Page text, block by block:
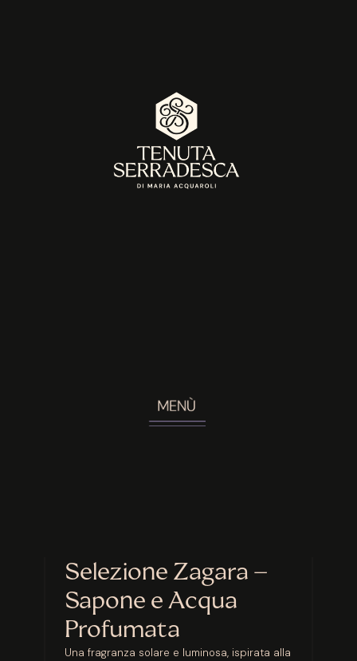
Selezione Zagara –
Sapone e Acqua
Profumata
Una fragranza solare e luminosa, ispirata alla